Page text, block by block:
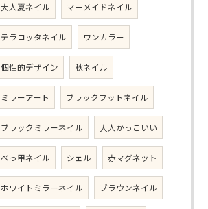
大人夏ネイル マーメイドネイル
テラコッタネイル ワンカラー
個性的デザイン 秋ネイル
ミラーアート ブラックフットネイル
ブラックミラーネイル 大人かっこいい
べっ甲ネイル シェル 赤マグネット
ホワイトミラーネイル ブラウンネイル